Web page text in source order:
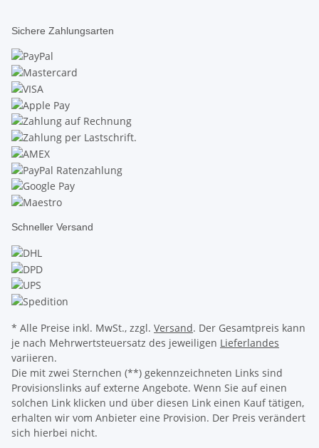
Sichere Zahlungsarten
Schneller Versand
* Alle Preise inkl. MwSt., zzgl. Versand. Der Gesamtpreis kann
je nach Mehrwertsteuersatz des jeweiligen Lieferlandes
variieren.
Die mit zwei Sternchen (**) gekennzeichneten Links sind
Provisionslinks auf externe Angebote. Wenn Sie auf einen
solchen Link klicken und über diesen Link einen Kauf tätigen,
erhalten wir vom Anbieter eine Provision. Der Preis verändert
sich hierbei nicht.